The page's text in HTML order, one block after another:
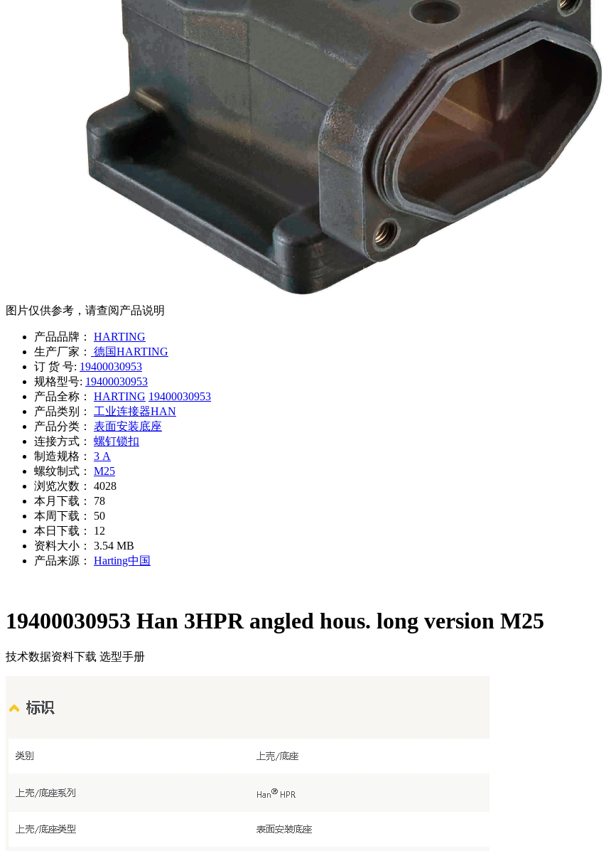
图片仅供参考，请查阅产品说明
产品品牌：
HARTING
生产厂家：
德国HARTING
订 货 号: 19400030953
规格型号: 19400030953
产品全称：
HARTING 19400030953
产品类别：
工业连接器HAN
产品分类：
表面安装底座
连接方式：
螺钉锁扣
制造规格：
3 A
螺纹制式：
M25
浏览次数：
4028
本月下载：
78
本周下载：
50
本日下载：
12
资料大小：
3.54 MB
产品来源：
Harting中国
19400030953 Han 3HPR angled hous. long version M25
技术数据资料下载 选型手册